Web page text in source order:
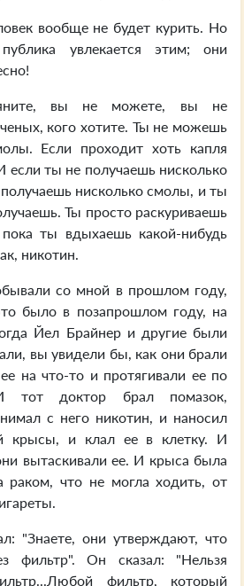
вообще не будет курить. Но
увлекается этим; они
вы не можете, вы не
кого хотите. Ты не можешь
Если проходит хоть капля
ты не получаешь нисколько
нисколько смолы, и ты
Ты просто раскуриваешь
ты вдыхаешь какой-нибудь
никотин.
со мной в прошлом году,
было в позапрошлом году, на
Йел Брайнер и другие были
вы увидели бы, как они брали
на что-то и протягивали ее по
тот доктор брал помазок,
с него никотин, и наносил
крысы, и клал ее в клетку. И
вытаскивали ее. И крыса была
раком, что не могла ходить, от
"Знаете, они утверждают, что
фильтр". Он сказал: "Нельзя
фильтр, который